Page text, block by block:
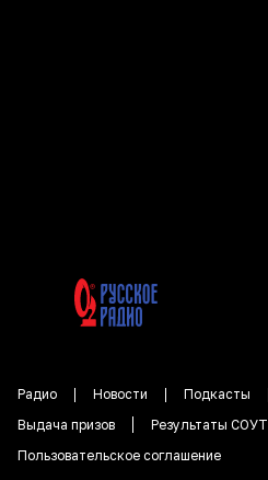
Радио Новости Подкасты
Выдача призов
Результаты СОУТ
Пользовательское соглашение